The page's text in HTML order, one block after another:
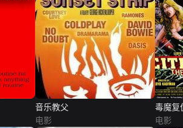
音乐教父
电影
毒魔复
电影